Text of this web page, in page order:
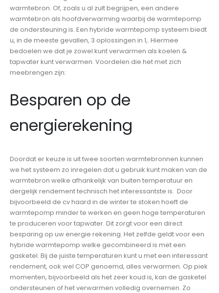
warmtebron. Of, zoals u al zult begrijpen, een andere
warmtebron als hoofdverwarming waarbij de warmtepomp
de ondersteuning is. Een hybride warmtepomp systeem biedt
u, in de meeste gevallen, 3 oplossingen in 1,. Hiermee
bedoelen we dat je zowel kunt verwarmen als koelen &
tapwater kunt verwarmen. Voordelen die het met zich
meebrengen zijn:
Besparen op de
energierekening
Doordat er keuze is uit twee soorten warmtebronnen kunnen
we het systeem zo inregelen dat u gebruik kunt maken van de
warmtebron welke afhankelijk van buiten temperatuur en
dergelijk rendement technisch het interessantste is. Door
bijvoorbeeld de cv haard in de winter te stoken hoeft de
warmtepomp minder te werken en geen hoge temperaturen
te produceren voor tapwater. Dit zorgt voor een direct
besparing op uw energie rekening. Het zelfde geldt voor een
hybride warmtepomp welke gecombineerd is met een
gasketel. Bij de juiste temperaturen kunt u met een interessant
rendement, ook wel COP genoemd, alles verwarmen. Op piek
momenten, bijvoorbeeld als het zeer koud is, kan de gasketel
ondersteunen of het verwarmen volledig overnemen. Zo